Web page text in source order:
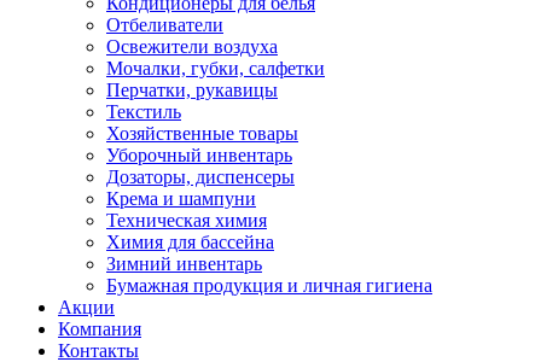
Отбеливатели
Освежители воздуха
Мочалки, губки, салфетки
Перчатки, рукавицы
Текстиль
Хозяйственные товары
Уборочный инвентарь
Дозаторы, диспенсеры
Крема и шампуни
Техническая химия
Химия для бассейна
Зимний инвентарь
Бумажная продукция и личная гигиена
Акции
Компания
Контакты